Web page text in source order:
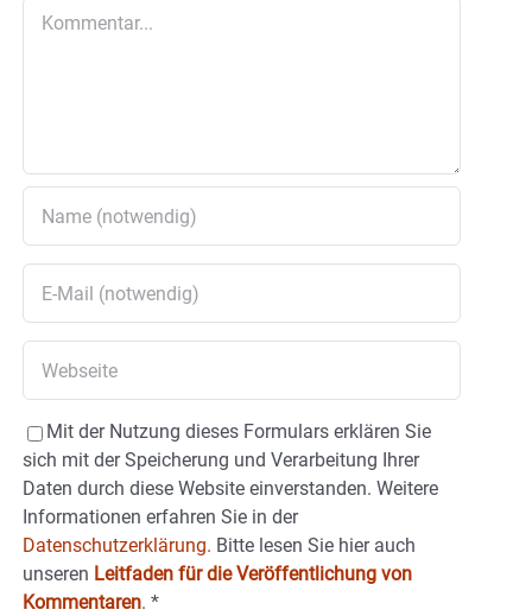
Mit der Nutzung dieses Formulars erklären Sie
sich mit der Speicherung und Verarbeitung Ihrer
Daten durch diese Website einverstanden. Weitere
Informationen erfahren Sie in der
Datenschutzerklärung. Bitte lesen Sie hier auch
unseren Leitfaden für die Veröffentlichung von
Kommentaren. *